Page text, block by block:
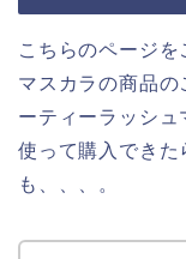
こちらのページを
マスカラの商品の
ーティーラッシ
使って購入できた
も、、、。